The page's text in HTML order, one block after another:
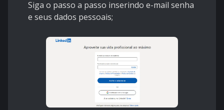
Siga o passo a passo inserindo e-mail senha
e seus dados pessoais;